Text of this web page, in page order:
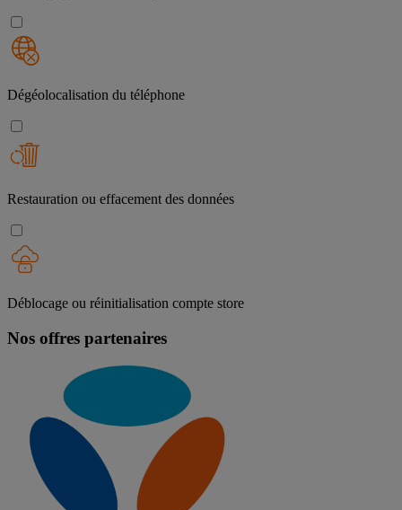
Dégéolocalisation du téléphone
Restauration ou effacement des données
Déblocage ou réinitialisation compte store
Nos offres partenaires